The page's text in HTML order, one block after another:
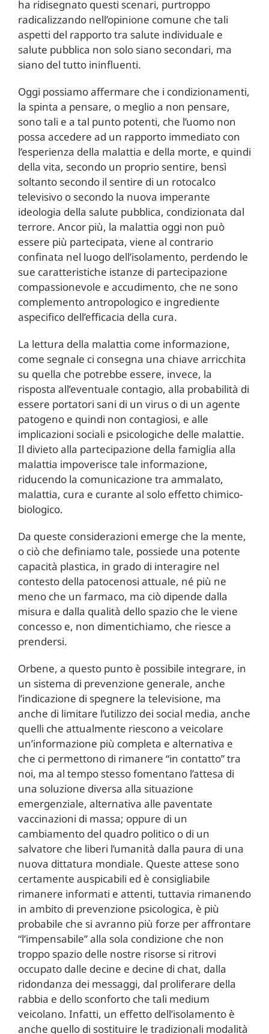
ha ridisegnato questi scenari, purtroppo
radicalizzando nell’opinione comune che tali
aspetti del rapporto tra salute individuale e
salute pubblica non solo siano secondari, ma
siano del tutto ininfluenti.
Oggi possiamo affermare che i condizionamenti,
la spinta a pensare, o meglio a non pensare,
sono tali e a tal punto potenti, che l’uomo non
possa accedere ad un rapporto immediato con
l’esperienza della malattia e della morte, e quindi
della vita, secondo un proprio sentire, bensì
soltanto secondo il sentire di un rotocalco
televisivo o secondo la nuova imperante
ideologia della salute pubblica, condizionata dal
terrore. Ancor più, la malattia oggi non può
essere più partecipata, viene al contrario
confinata nel luogo dell’isolamento, perdendo le
sue caratteristiche istanze di partecipazione
compassionevole e accudimento, che ne sono
complemento antropologico e ingrediente
aspecifico dell’efficacia della cura.
La lettura della malattia come informazione,
come segnale ci consegna una chiave arricchita
su quella che potrebbe essere, invece, la
risposta all’eventuale contagio, alla probabilità di
essere portatori sani di un virus o di un agente
patogeno e quindi non contagiosi, e alle
implicazioni sociali e psicologiche delle malattie.
Il divieto alla partecipazione della famiglia alla
malattia impoverisce tale informazione,
riducendo la comunicazione tra ammalato,
malattia, cura e curante al solo effetto chimico-
biologico.
Da queste considerazioni emerge che la mente,
o ciò che definiamo tale, possiede una potente
capacità plastica, in grado di interagire nel
contesto della patocenosi attuale, né più ne
meno che un farmaco, ma ciò dipende dalla
misura e dalla qualità dello spazio che le viene
concesso e, non dimentichiamo, che riesce a
prendersi.
Orbene, a questo punto è possibile integrare, in
un sistema di prevenzione generale, anche
l’indicazione di spegnere la televisione, ma
anche di limitare l’utilizzo dei social media, anche
quelli che attualmente riescono a veicolare
un’informazione più completa e alternativa e
che ci permettono di rimanere “in contatto” tra
noi, ma al tempo stesso fomentano l’attesa di
una soluzione diversa alla situazione
emergenziale, alternativa alle paventate
vaccinazioni di massa; oppure di un
cambiamento del quadro politico o di un
salvatore che liberi l’umanità dalla paura di una
nuova dittatura mondiale. Queste attese sono
certamente auspicabili ed è consigliabile
rimanere informati e attenti, tuttavia rimanendo
in ambito di prevenzione psicologica, è più
probabile che si avranno più forze per affrontare
“l’impensabile” alla sola condizione che non
troppo spazio delle nostre risorse si ritrovi
occupato dalle decine e decine di chat, dalla
ridondanza dei messaggi, dal proliferare della
rabbia e dello sconforto che tali medium
veicolano. Infatti, un effetto dell’isolamento è
anche quello di sostituire le tradizionali modalità